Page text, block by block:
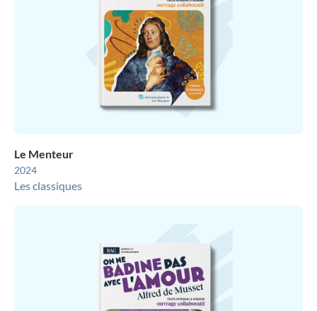
Le Menteur
2024
Les classiques